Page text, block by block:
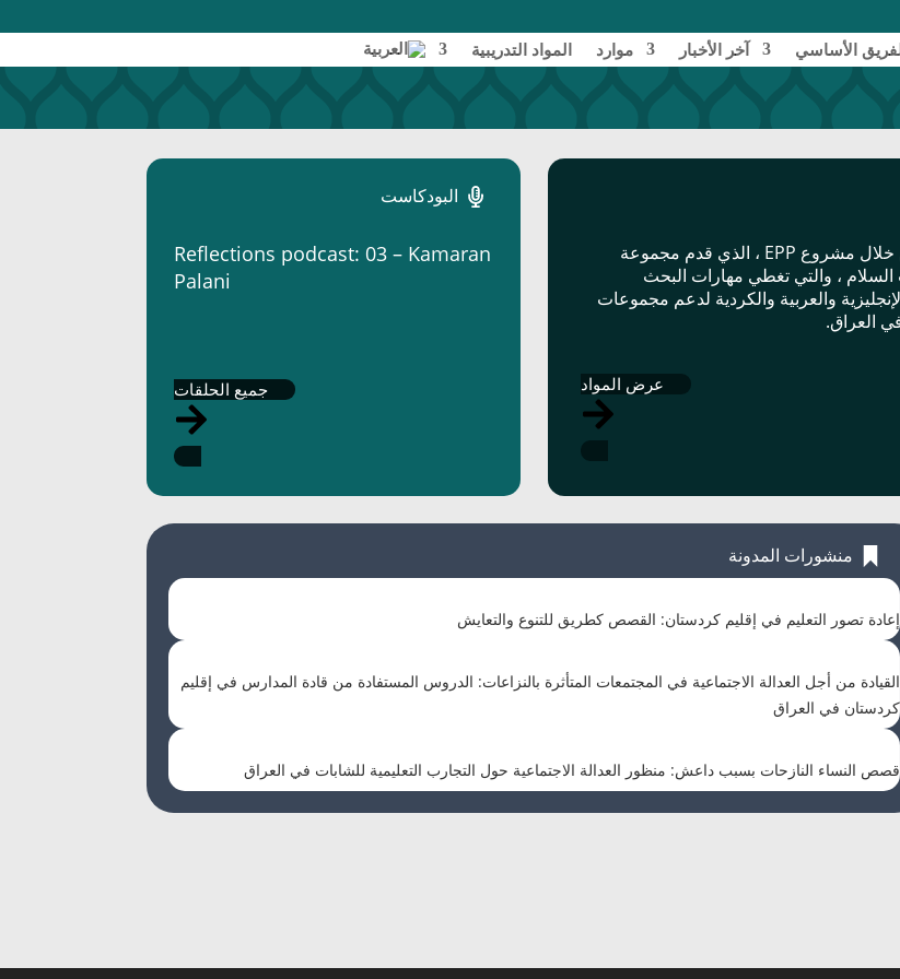
الأساسي آخر الأخبار موارد المواد التدريبية
مجموعة مختارة من الموارد التي تم تطويرها من خلال مشروع EPP ، الذي قدم مجموعة
السلام ، والتي تغطي مهارات البحث
والعربية والكردية لدعم مجموعات
عرض المواد
البودكاست
Reflections podcast: 03 – Kamaran
Palani
جميع الحلقات
منشورات المدونة
إعادة تصور التعليم في إقليم كردستان: القصص كطريق للتنوع والتعايش
القيادة من أجل العدالة الاجتماعية في المجتمعات المتأثرة بالنزاعات: الدروس المستفادة من قادة المدارس في إقليم
كردستان في العراق
قصص النساء النازحات بسبب داعش: منظور العدالة الاجتماعية حول التجارب التعليمية للشابات في العراق